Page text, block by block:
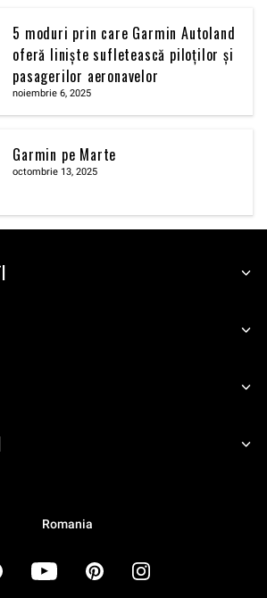
5 moduri prin care Garmin Autoland
oferă liniște sufletească piloților și
pasagerilor aeronavelor
noiembrie 6, 2025
Garmin pe Marte
octombrie 13, 2025
Romania